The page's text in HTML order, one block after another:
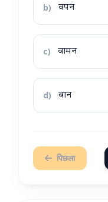
b) वपन
c) वामन
d) बान
पिछला